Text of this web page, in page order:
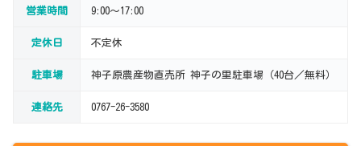
営業時間 9:00～17:00
定休日 不定休
駐車場 神子原農産物直売所 神子の里駐車場（40台／無料）
連絡先 0767-26-3580